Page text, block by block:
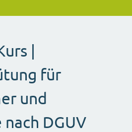
|
für
und
DGUV